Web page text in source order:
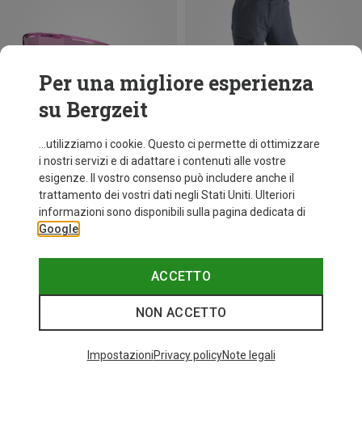
+11 Taglie
ONE SIZE
fino a 35%
I più cercati
Per una migliore esperienza
su Bergzeit
...utilizziamo i cookie. Questo ci permette di ottimizzare
i nostri servizi e di adattare i contenuti alle vostre
esigenze. Il vostro consenso può includere anche il
trattamento dei vostri dati negli Stati Uniti. Ulteriori
informazioni sono disponibili sulla pagina dedicata di
Google
ACCETTO
NON ACCETTO
ImpostazioniPrivacy policyNote legali